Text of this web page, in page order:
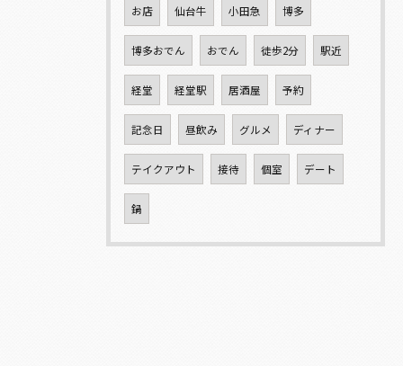
お店 仙台牛 小田急 博多
博多おでん おでん 徒歩2分 駅近
経堂 経堂駅 居酒屋 予約
記念日 昼飲み グルメ ディナー
テイクアウト 接待 個室 デート
鍋